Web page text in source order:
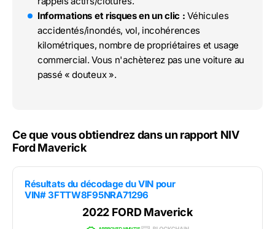
Informations et risques en un clic : Véhicules
accidentés/inondés, vol, incohérences
kilométriques, nombre de propriétaires et usage
commercial. Vous n'achèterez pas une voiture au
passé « douteux ».
Ce que vous obtiendrez dans un rapport NIV
Ford Maverick
Résultats du décodage du VIN pour
VIN# 3FTTW8F95NRA71296
2022 FORD Maverick